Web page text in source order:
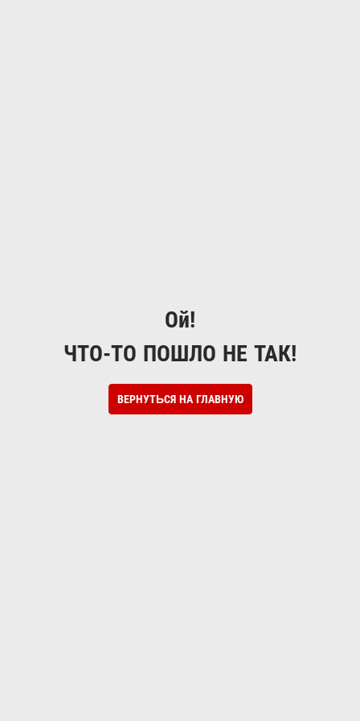
Ой!
ЧТО-ТО ПОШЛО НЕ ТАК!
ВЕРНУТЬСЯ НА ГЛАВНУЮ